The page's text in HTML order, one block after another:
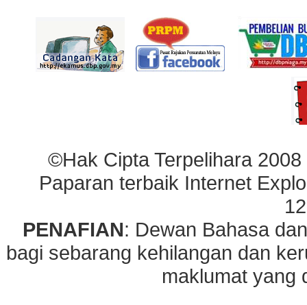
©Hak Cipta Terpelihara
Paparan terbaik Internet
PENAFIAN: Dewan Bahasa
bagi sebarang kehilangan dan
maklumat yang